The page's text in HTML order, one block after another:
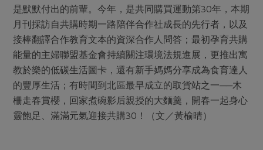
是默默付出的前輩。今年，是共同購買運動第30年，本期
月刊採訪自共購時期一路陪伴合作社成長的先行者，以及
接棒翻譯合作教育文本的資深合作人問答；最初孕育共購
能量的主婦聯盟基金會持續關注環境法規進展，更推出寓
教於樂的低碳生活圖卡，還有新手媽媽分享成為食育達人
的豐厚生活；有時間到北區最早成立的取貨站之一──木
柵走春賞櫻，回家煮碗影后親授的大麵羹，開春一起身心
靈飽足、滿滿元氣迎接共購30！（文／黃榆晴）